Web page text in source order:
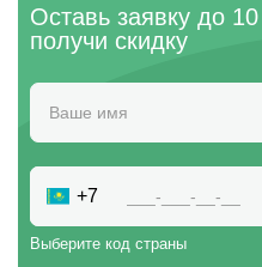
Оставь заявку до 10
получи скидку
+7
Выберите код страны